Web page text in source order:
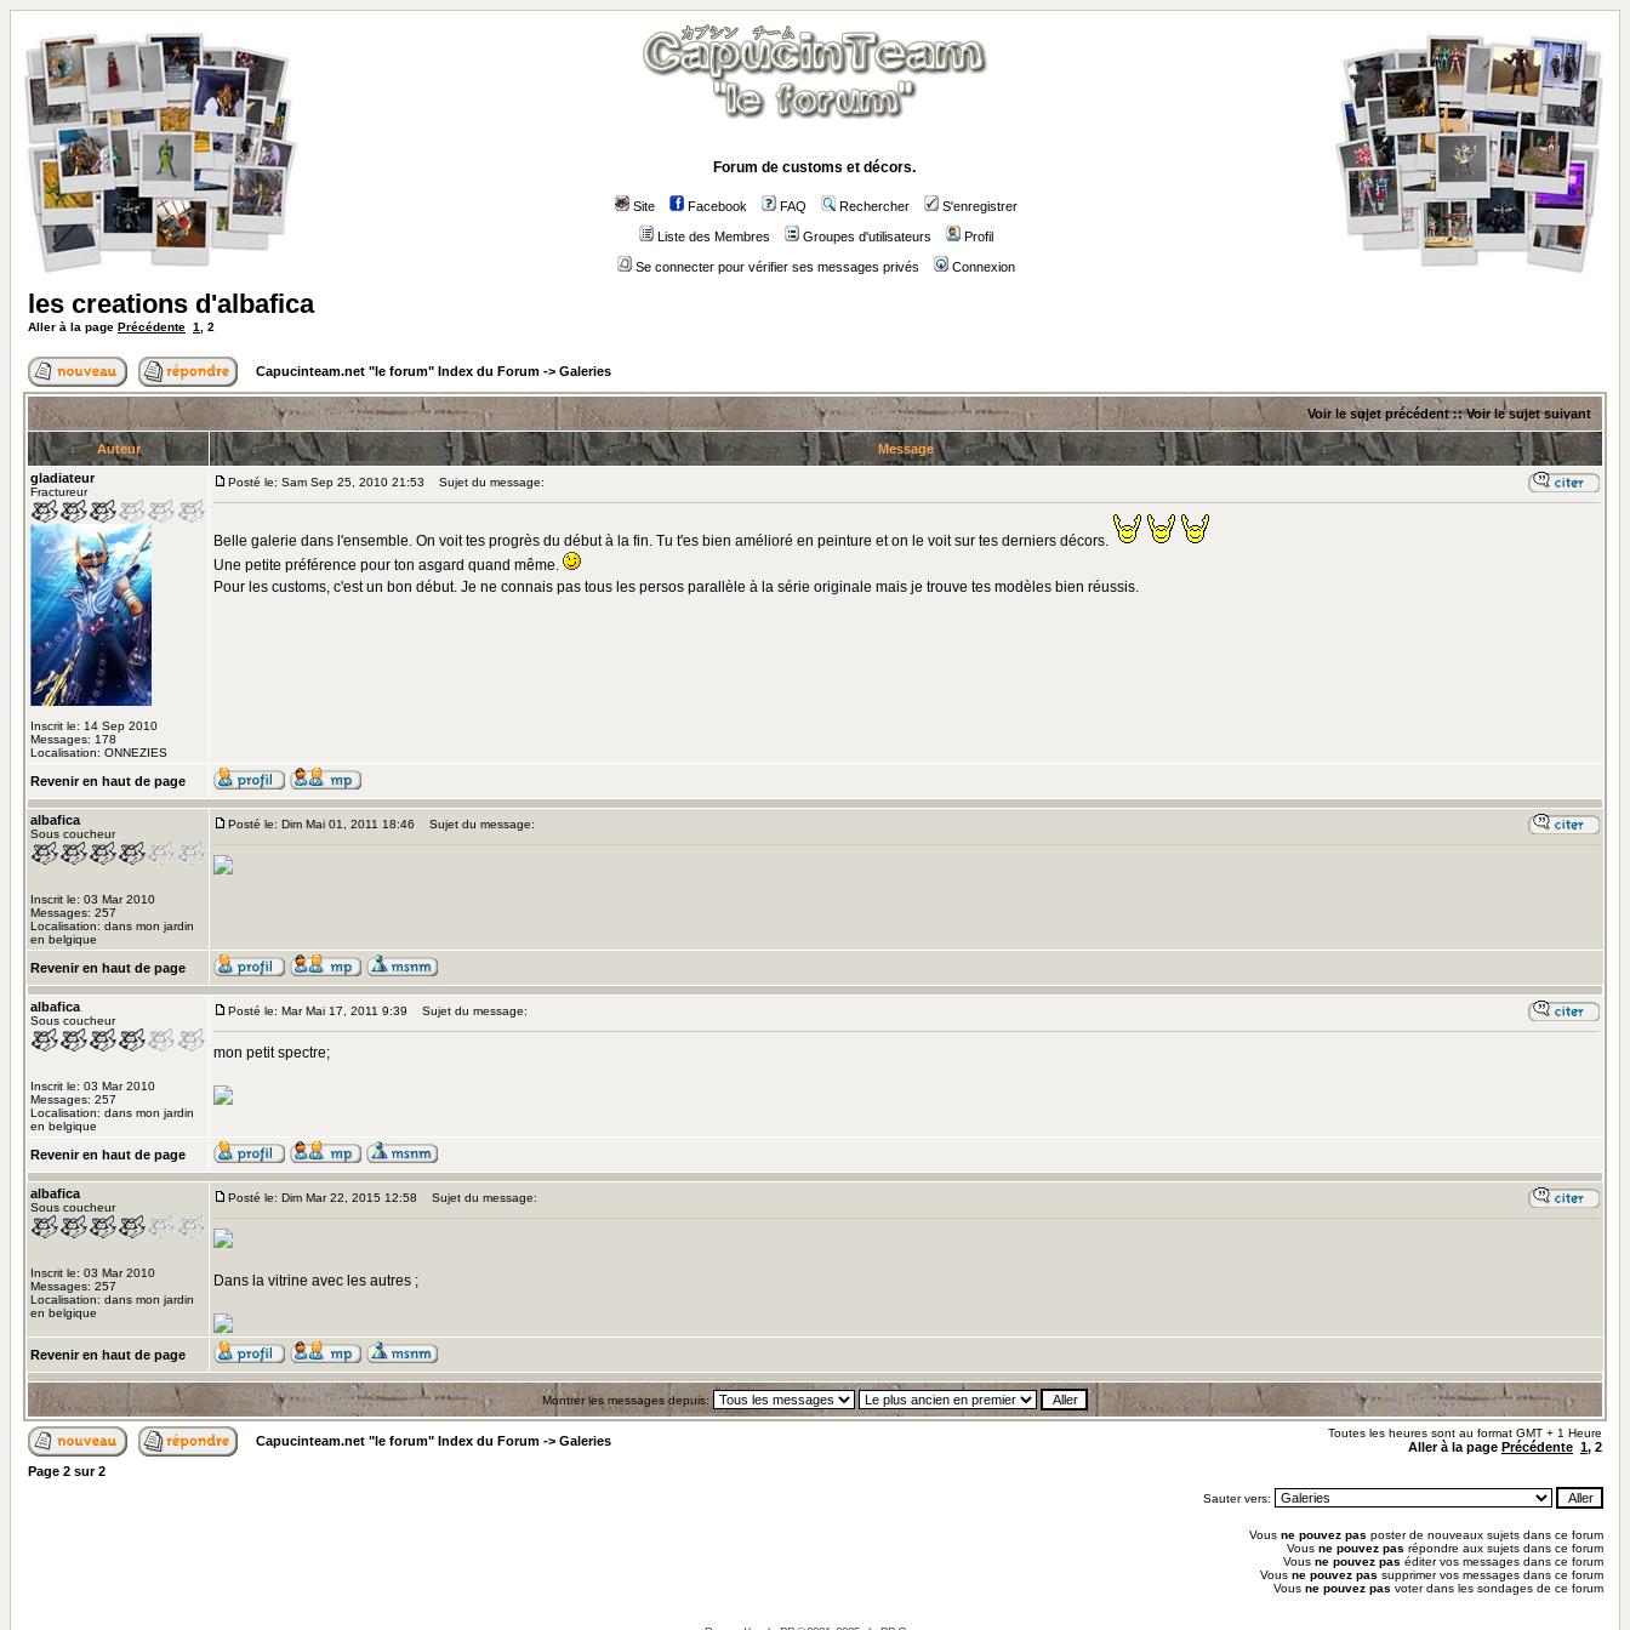
Forum de customs et décors.
Site Facebook FAQ Rechercher S'enregistrer
Liste des Membres Groupes d'utilisateurs Profil
Se connecter pour vérifier ses messages privés Connexion
les creations d'albafica
Aller à la page Précédente 1 2
Capucinteam.net "le forum" Index du Forum -> Galeries
Voir le sujet précédent::Voir le sujet suivant
Auteur
Message
gladiateur
Fractureur
Inscrit le: 14 Sep 2010
Messages: 178
Localisation: ONNEZIES
Posté le: Sam Sep 25, 2010 21:53 Sujet du message:
Belle galerie dans l'ensemble. On voit tes progrès du début à la fin. Tu t'es bien amélioré en peinture et on le voit sur tes derniers décors.
Une petite préférence pour ton asgard quand même.
Pour les customs, c'est un bon début. Je ne connais pas tous les persos parallèle à la série originale mais je trouve tes modèles bien réussis.
Revenir en haut de page
albafica
Sous coucheur
Inscrit le: 03 Mar 2010
Messages: 257
Localisation: dans mon jardin
en belgique
Posté le: Dim Mai 01, 2011 18:46 Sujet du message:
Revenir en haut de page
albafica
Sous coucheur
Inscrit le: 03 Mar 2010
Messages: 257
Localisation: dans mon jardin
en belgique
Posté le: Mar Mai 17, 2011 9:39 Sujet du message:
mon petit spectre;
Revenir en haut de page
albafica
Sous coucheur
Inscrit le: 03 Mar 2010
Messages: 257
Localisation: dans mon jardin
en belgique
Posté le: Dim Mar 22, 2015 12:58 Sujet du message:
Dans la vitrine avec les autres ;
Revenir en haut de page
Montrer les messages depuis:
Capucinteam.net "le forum" Index du Forum -> Galeries
Toutes les heures sont au format GMT + 1 Heure
Aller à la page Précédente 1, 2
Page 2 sur2
Sauter vers:
Vous ne pouvez pas poster de nouveaux sujets dans ce forum
Vous ne pouvez pas répondre aux sujets dans ce forum
Vous ne pouvez pas éditer vos messages dans ce forum
Vous ne pouvez pas supprimer vos messages dans ce forum
Vous ne pouvez pas voter dans les sondages de ce forum